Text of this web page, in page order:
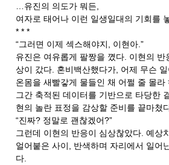
…유진의 의도가 뭐든,
여자로 태어나 이런 일생일대의 기회를
* * *
“그러면 이제 섹스해야지, 이현아.”
유진은 여유롭게 팔짱을 꼈다. 이현의 반
상이 갔다. 혼비백산했다가, 어제 무슨 일
온몸을 새빨갛게 물들인 채 어쩔 줄 몰라
그간 축적된 데이터를 기반으로 타당한
현의 놀란 표정을 감상할 준비를 끝마쳤
“진짜? 정말로 괜찮겠어?”
그런데 이현의 반응이 심상찮았다. 예상
얼어붙은 사이, 반색하며 자리에서 일어
다.